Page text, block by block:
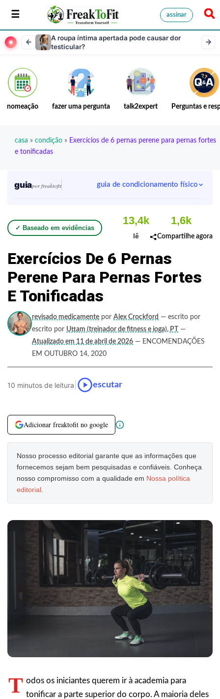
assinar
A roupa íntima apertada pode causar dor
testicular?
nomeação fazer uma pergunta talk2expert Perguntas e
casa » condição » Exercícios de 6 pernas perene para pernas fortes
e tonificadas
guiapor freaktofit guia de condicionamento físico
✓ Baseado em evidências
13,4k
lê
1,6k
Compartilhe agora
Exercícios De 6 Pernas
Perene Para Pernas Fortes
E Tonificadas
revisado medicamente por Alex Crockford — escrito por
escrito por Uttam (treinador de fitness e ioga), PT
—
Atualizado em 11 de abril de 2026 — ENCOMENDAÇÕES
EM OUTUBRO 14, 2020
10 minutos de leitura escutar
Adicionar freaktofit no google
Nosso processo editorial garante que as informações que
fornecemos sejam bem pesquisadas e confiáveis. Conheça
nosso compromisso com a qualidade em Nossa política
editorial
T odos os iniciantes querem ir à academia para
tonificar a parte superior do corpo. A maioria deles